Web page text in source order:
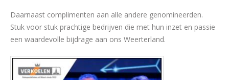
Daarnaast complimenten aan alle andere genomineerden.
Stuk voor stuk prachtige bedrijven die met hun inzet en passie
een waardevolle bijdrage aan ons Weerterland.